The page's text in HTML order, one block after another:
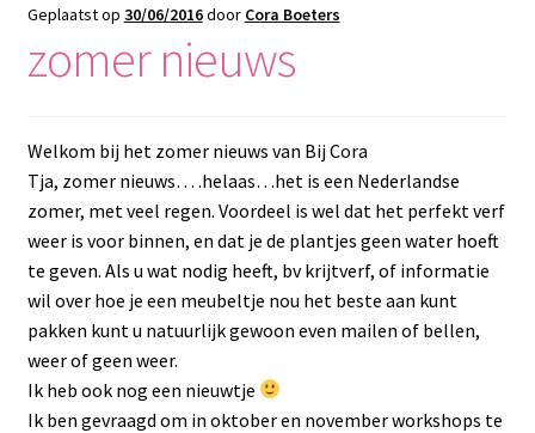
Blog / DIY / Tutorials
Over mij
Geplaatst op 30/06/2016door Cora Boeters
zomer nieuws
Welkom bij het zomer nieuws van Bij Cora
Tja, zomer nieuws… .helaas…het is een Nederlandse
zomer, met veel regen. Voordeel is wel dat het perfekt verf
weer is voor binnen, en dat je de plantjes geen water hoeft
te geven. Als u wat nodig heeft, bv krijtverf, of informatie
wil over hoe je een meubeltje nou het beste aan kunt
pakken kunt u natuurlijk gewoon even mailen of bellen,
weer of geen weer.
Ik heb ook nog een nieuwtje
Ik ben gevraagd om in oktober en november workshops te